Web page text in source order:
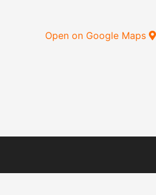
Open on Google Maps